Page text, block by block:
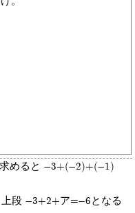
求めると -3+(-2)+(-1)
上段 -3+2+ア=-6となる